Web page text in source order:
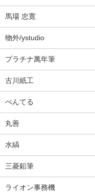
馬場 忠寛
物外/ystudio
プラチナ萬年筆
古川紙工
ぺんてる
丸善
水縞
三菱鉛筆
ライオン事務機